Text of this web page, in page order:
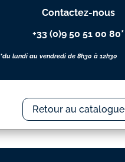
Contactez-nous
+33 (0)9 50 51 00 80*
*du lundi au vendredi de 8h30 à 12h30
Retour au catalogue